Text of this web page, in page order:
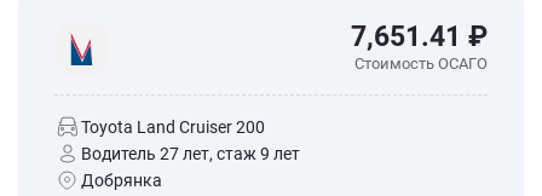
7,651.41 ₽
Стоимость ОСАГО
Toyota Land Cruiser 200
Водитель 27 лет, стаж 9 лет
Добрянка